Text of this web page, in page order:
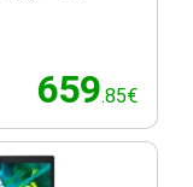
659.85€